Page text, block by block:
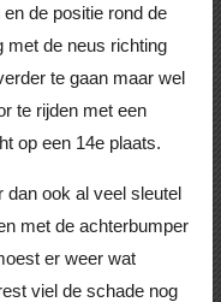
de positie rond de
met de neus richting
te gaan maar wel
te rijden met een
op een 14e plaats.
dan ook al veel sleutel
met de achterbumper
er weer wat
viel de schade nog